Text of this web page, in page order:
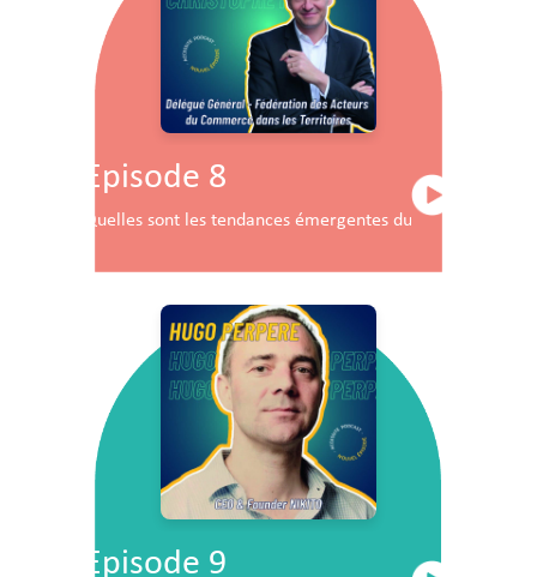
Episode 8
Quelles sont les tendances émergentes du commerce en
Episode 9